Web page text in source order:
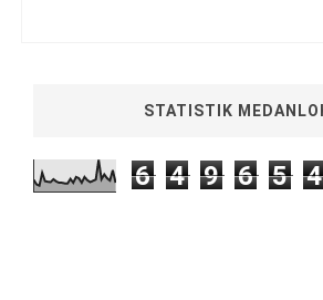
STATISTIK
6 4 9 6 5 4